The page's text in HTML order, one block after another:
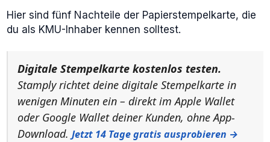
Hier sind fünf Nachteile der Papierstempelkarte, die
du als KMU-Inhaber kennen solltest.
Digitale Stempelkarte kostenlos testen.
Stamply richtet deine digitale Stempelkarte in
wenigen Minuten ein – direkt im Apple Wallet
oder Google Wallet deiner Kunden, ohne App-
Download.Jetzt 14 Tage gratis ausprobieren →